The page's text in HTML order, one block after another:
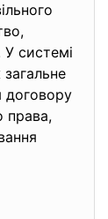
У системі
договору
права,